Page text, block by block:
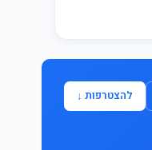
להצטרפות ↓